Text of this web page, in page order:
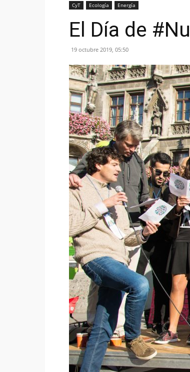
CyT Ecología Energía
El Día de
19 octubre 2019, 05:50